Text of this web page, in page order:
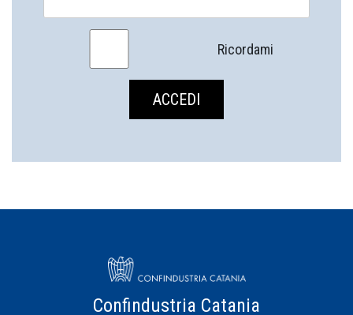
Ricordami
Confindustria Catania